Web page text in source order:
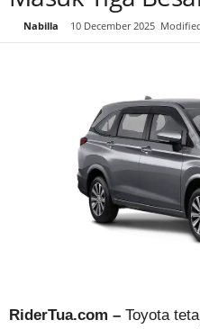
Nabilla 10 December 2025
RiderTua.com – Toyota